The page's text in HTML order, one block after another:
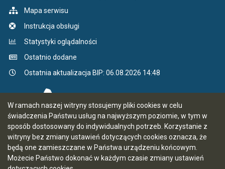
W ramach naszej witryny stosujemy pliki cookies w celu
świadczenia Państwu usług na najwyższym poziomie, w tym w
sposób dostosowany do indywidualnych potrzeb. Korzystanie z
witryny bez zmiany ustawień dotyczących cookies oznacza, że
będą one zamieszczane w Państwa urządzeniu końcowym.
Możecie Państwo dokonać w każdym czasie zmiany ustawień
Mapa serwisu
Instrukcja obsługi
Statystyki oglądalności
Ostatnio dodane
Ostatnia aktualizacja BIP: 06.08.2026 14:48